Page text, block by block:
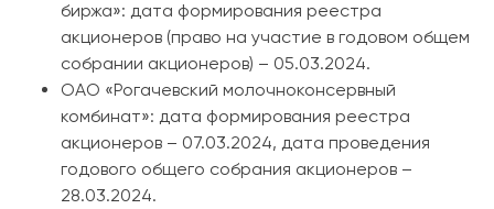
биржа»: дата формирования реестра
акционеров (право на участие в годовом общем
собрании акционеров) – 05.03.2024.
ОАО «Рогачевский молочноконсервный
комбинат»: дата формирования реестра
акционеров – 07.03.2024, дата проведения
годового общего собрания акционеров –
28.03.2024.